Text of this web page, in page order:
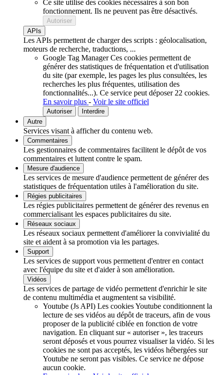
Ce site utilise des cookies nécessaires à son bon
fonctionnement. Ils ne peuvent pas être désactivés.
Autoriser
APIs
Les APIs permettent de charger des scripts : géolocalisation,
moteurs de recherche, traductions, ...
Google Tag Manager Ces cookies permettent de
générer des statistiques de fréquentation et d'utilisation
du site (par exemple, les pages les plus consultées, les
recherches les plus fréquentes, utilisation des
fonctionnalités...). Ce service peut déposer 22 cookies.
En savoir plus - Voir le site officiel
Autoriser
Interdire
Autre
Services visant à afficher du contenu web.
Commentaires
Les gestionnaires de commentaires facilitent le dépôt de vos
commentaires et luttent contre le spam.
Mesure d'audience
Les services de mesure d'audience permettent de générer des
statistiques de fréquentation utiles à l'amélioration du site.
Régies publicitaires
Les régies publicitaires permettent de générer des revenus en
commercialisant les espaces publicitaires du site.
Réseaux sociaux
Les réseaux sociaux permettent d'améliorer la convivialité du
site et aident à sa promotion via les partages.
Support
Les services de support vous permettent d'entrer en contact
avec l'équipe du site et d'aider à son amélioration.
Vidéos
Les services de partage de vidéo permettent d'enrichir le site
de contenu multimédia et augmentent sa visibilité.
Youtube (Js API) Les cookies Youtube conditionnent la
lecture de ses vidéos au dépôt de traceurs, afin de vous
proposer de la publicité ciblée en fonction de votre
navigation. En cliquant sur « autoriser », les traceurs
seront déposés et vous pourrez visualiser la vidéo. Si les
cookies ne sont pas acceptés, les vidéos hébergées sur
Youtube ne seront pas visibles. Ce service ne dépose
aucun cookie.